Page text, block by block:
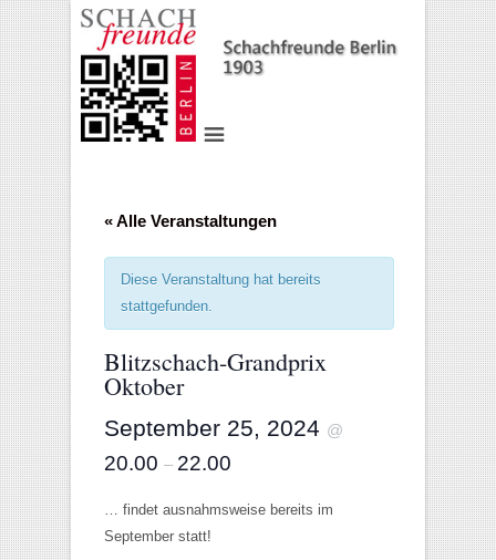
« Alle Veranstaltungen
Diese Veranstaltung hat bereits
stattgefunden.
Blitzschach-Grandprix
Oktober
September 25, 2024 @
20.00 – 22.00
… findet ausnahmsweise bereits im
September statt!